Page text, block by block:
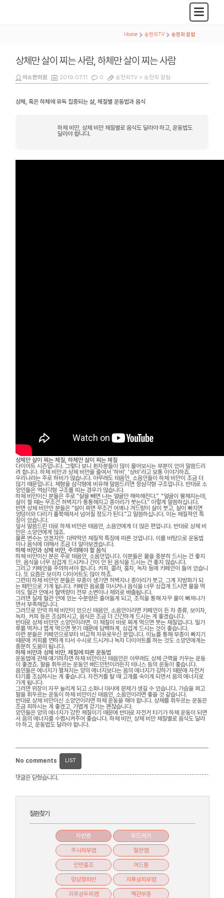
Home > 송현희TV > 송현희 칼럼
상체만 살이 찌는 사람, 하체만 살이 찌는 사람
이소한의원 2019.07.11 0 송현희TV >송현희 칼럼
상체, 혹은 하체에 유독 집중되는 살, 체질별 운동법과 음식
하체 비만, 상체 비만 체질별로 음식도 달라야 하고, 운동법도
달라야 합니다.
상체만 살이 찌는 체질, 하체만 살이 찌는 체질
다이어트 시즌입니다. 그렇다 보니 환자분들이 많이 물어보시는 부분이 있어 말씀드리
려 합니다. 하체 비만과 상체 비만을 줄여서 ‘하비’, ‘상비’라고 보통 이야기하죠.
우리나라는 주로 하비가 많습니다. 아무래도 태음인, 소음인들이 하체 비만이 조금 더
많기 때문입니다. 체형을 삼각형에 비유해 말씀드리면 정삼각형 구조입니다. 반대로 소
양인들은 역삼각형 구조를 띠는 경우가 많습니다.
하체 비만이신 분들은 주로 “살을 빼면 나는 얼굴만 해쓱해진다.”, “얼굴이 퀭해지는데,
살이 찔 때는 무조건 허벅지가 퉁퉁해지고 종아리가 붓는다.” 이렇게 말씀하십니다.
반면 상체 비만인 분들은 “살이 찌면 무조건 어깨나 겨드랑이 살이 붓고, 살이 빠지면
엉덩이와 다리가 홀쭉해져서 넘어질 정도가 된다.”고 말씀하십니다. 이는 체질적인 특
징이 있습니다.
앞서 말씀드린 대로 하체 비만은 태음인, 소음인에게 더 많은 편입니다. 반대로 상체 비
만은 소양인에게 많죠.
물론 변수는 있겠지만, 대략적인 체질적 특징에 따른 것입니다. 이를 바탕으로 운동법
이나 음식에 대해서 조금 더 알아보겠습니다.
하체 비만과 상체 비만, 주의해야 할 음식
하체 비만이신 분은 주로 태음인, 소음인입니다. 이분들은 물을 충분히 드시는 건 좋지
만, 음식을 너무 싱겁게 드시거나 간이 안 된 음식을 드시는 건 좋지 않습니다.
그리고 카페인을 주의하셔야 합니다. 커피, 콜라, 홍차, 녹차 등에 카페인이 들어 있습니
다. 또 요즘은 보이차 다이어트도 많이 하죠.
그런데 하체 비만인 분들은 부종이 생기면 허벅지나 종아리가 붓고, 그게 지방화가 되
는 패턴으로 가게 됩니다. 카페인 음료를 마시거나 음식을 너무 싱겁게 드시면 물을 먹
어도 혈관 안에서 혈액량이 전부 소변이나 체외로 배출됩니다.
그러면 실제 혈관 안에 있는 수분량은 줄어들게 되고, 조직을 통해 자꾸 물이 빠져나가
면서 부족해집니다.
그러므로 만약 하체 비만이 있으신 태음인, 소음인이라면 카페인이 든 차 종류, 보이차,
녹차, 커피 등은 조심하시고, 음식은 조금 더 간간하게 드시는 게 좋겠습니다.
반대로 상체 비만인 소양인이라면, 이 체질이 바로 짜게 먹으면 붓는 체질입니다. 밀가
루를 먹거나 맵게 먹으면 붓기 때문에 담백하게, 싱겁게 드시는 것이 좋습니다.
이런 분들은 카페인으로부터 비교적 자유로우신 분입니다. 이뇨를 통해 부종이 빠지기
때문에 커피를 연하게 타서 수시로 드시거나 녹차 다이어트를 하는 것도 소양인에게는
충분히 도움이 됩니다.
하체 비만과 상체 비만, 체질에 따른 운동법
운동법에 관해 얘기하자면 하체 비만이신 태음인은 아무래도 상체 근력을 키우는 운동
이 좋겠죠. 팔을 휘두르는 운동인 배드민턴이라든지 테니스 등의 운동이 좋습니다.
음인들은 에너지가 펼쳐지는 양의 에너지보다는 음의 에너지가 강하기 때문에 자전거
타기를 조심하시는 게 좋습니다. 자전거를 탈 때 고개를 숙이게 되면서 음의 에너지로
가게 됩니다.
그러면 위장이 자꾸 눌리게 되고 소화나 대사에 문제가 생길 수 있습니다. 가슴을 펴고
팔을 휘두르는 운동이 하체 비만이신 태음인, 소음인이라면 좋을 것 같습니다.
반대로 상체 비만이신 소양인이라면 하체 운동을 해야 합니다. 상체를 휘두르는 운동은
조금 피하시는 게 좋겠고, 가볍게 걷기는 괜찮습니다.
양인들은 양의 에너지가 강한 체질이기 때문에 반대로 자전거 타기가 하체 운동이 되면
서 음의 에너지를 수렴시켜주어 좋습니다. 하체 비만, 상체 비만 체질별로 음식도 달라
야 하고, 운동법도 달라야 합니다.
No comments LIST
댓글은 닫혔습니다.
질환찾기
자반증 두드러기
주사피부염 혈관염
안면홍조 여드름
망상청피반 지루성피부염
지루성두피염 맥관부종